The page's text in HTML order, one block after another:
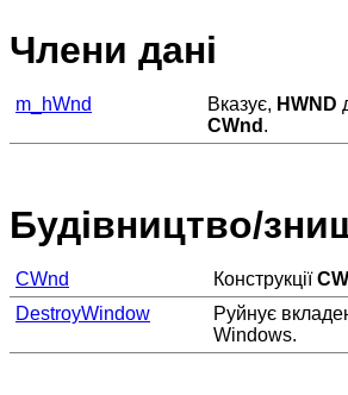
Члени дані
m_hWnd Вказує, HWND
CWnd .
Будівництво/
CWnd Конструкції
DestroyWindow
Руйнує
Windows.